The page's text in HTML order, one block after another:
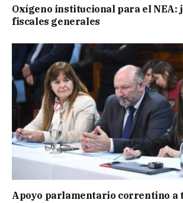
Oxígeno institucional para el NEA:
fiscales generales
Apoyo parlamentario correntino a